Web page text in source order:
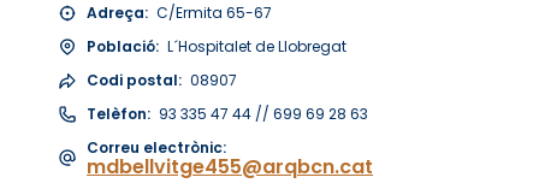
Adreça: C/Ermita 65-67
Població: L´Hospitalet de Llobregat
Codi postal: 08907
Telèfon: 93 335 47 44 // 699 69 28 63
Correu electrònic:
mdbellvitge455@arqbcn.cat